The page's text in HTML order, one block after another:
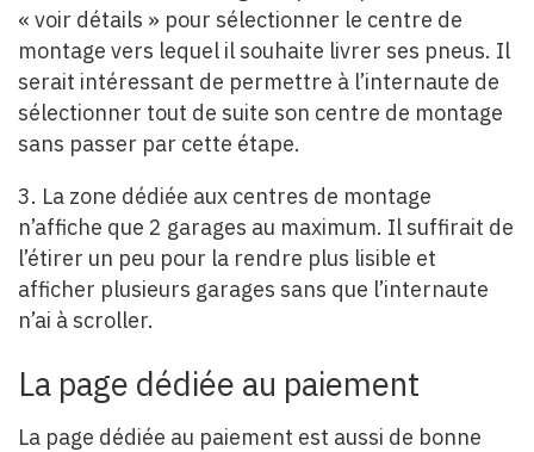
« voir détails » pour sélectionner le centre de
montage vers lequel il souhaite livrer ses pneus. Il
serait intéressant de permettre à l’internaute de
sélectionner tout de suite son centre de montage
sans passer par cette étape.
3. La zone dédiée aux centres de montage
n’affiche que 2 garages au maximum. Il suffirait de
l’étirer un peu pour la rendre plus lisible et
afficher plusieurs garages sans que l’internaute
n’ai à scroller.
La page dédiée au paiement
La page dédiée au paiement est aussi de bonne